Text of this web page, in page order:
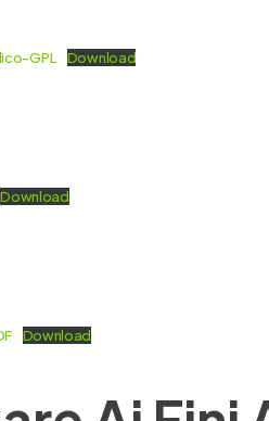
GPL Download
Download
Download